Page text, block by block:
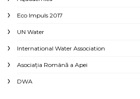
Eco Impuls 2017
UN Water
International Water Association
Asociaţia Română a Apei
DWA